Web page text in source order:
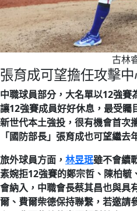
古林
張育成可望擔任攻擊
中職球員部分，大名單以12強賽
讓12強賽成員好好休息，最受矚
新世代本土強投，很有機會首次
「國防部長」張育成也可望繼
旅外球員方面， 林昱珉雖不會續
素婉拒12強賽的鄭宗哲、陳柏毓
會納入，中職會長蔡其昌也與具
爾、費爾柴德保持聯繫，若邀請